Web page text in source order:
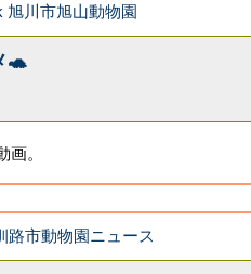
旭川市旭山動物園
🐢
。
路市動物園ニュース